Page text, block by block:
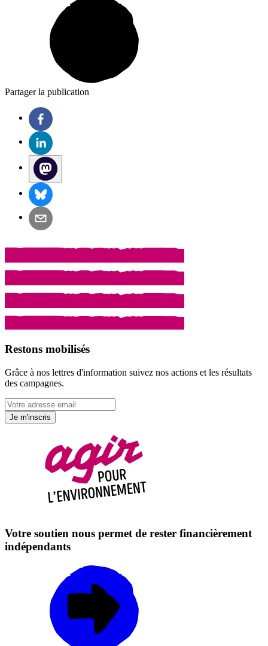
Partager la publication
Restons mobilisés
Grâce à nos lettres d'information suivez nos actions et les résultats
des campagnes.
Je m'inscris
Votre soutien nous permet de rester financièrement
indépendants